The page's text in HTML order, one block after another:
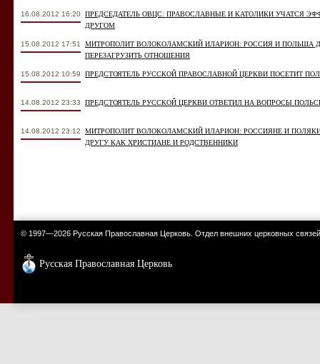
16.08.2012 16:20 ПРЕДСЕДАТЕЛЬ ОВЦС: ПРАВОСЛАВНЫЕ И КАТОЛИКИ УЧАТСЯ
ДРУГОМ
15.08.2012 17:51
МИТРОПОЛИТ ВОЛОКОЛАМСКИЙ ИЛАРИОН: РОССИЯ И ПОЛЬША
ПЕРЕЗАГРУЗИТЬ ОТНОШЕНИЯ
15.08.2012 10:59 ПРЕДСТОЯТЕЛЬ РУССКОЙ ПРАВОСЛАВНОЙ ЦЕРКВИ ПОСЕТИТ
14.08.2012 23:33 ПРЕДСТОЯТЕЛЬ РУССКОЙ ЦЕРКВИ ОТВЕТИЛ НА ВОПРОСЫ
14.08.2012 23:12
МИТРОПОЛИТ ВОЛОКОЛАМСКИЙ ИЛАРИОН: РОССИЯНЕ И
ДРУГУ КАК ХРИСТИАНЕ И РОДСТВЕННИКИ
© 1997—2026 Русская Православная Церковь. Отдел внешних церковных связей
Русская Православная Церковь